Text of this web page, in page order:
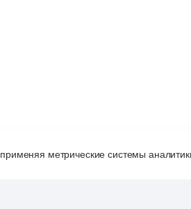
применяя метрические системы